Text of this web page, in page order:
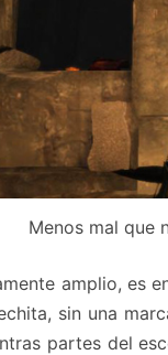
Menos mal que
amplio, es
sin una
partes del